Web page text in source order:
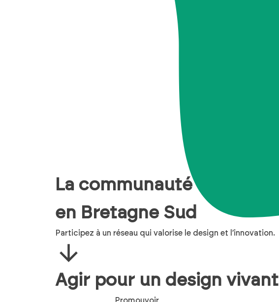
La communauté du
en Bretagne Sud
Participez à un réseau qui valorise le design et l’innovation.
Agir pour un design vivant